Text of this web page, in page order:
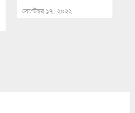
সেপ্টেম্বর ১৭, ২০২২